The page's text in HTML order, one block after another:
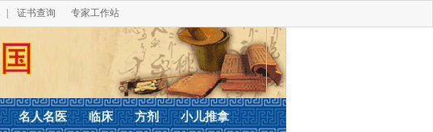
证书查询 专家工作站
名人名医 临床 方剂 小儿推拿